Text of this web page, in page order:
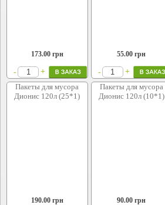
173.00грн
- +
55.00 грн
- +
Пакеты для мусора
Дионис 120л (25*1)
190.00грн
Пакеты для мусора
Дионис 120л (10*1)
90.00 грн